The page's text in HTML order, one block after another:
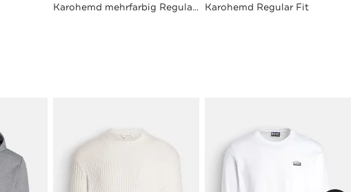
Karohemd mehrfarbig Regular Fit Karohemd Regular Fit